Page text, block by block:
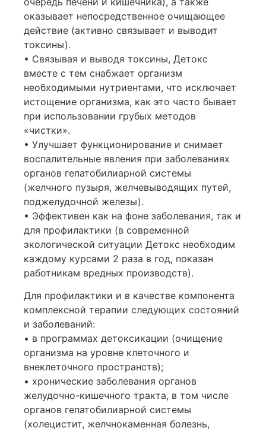
оказывает непосредственное очищающее
действие (активно связывает и выводит
токсины).
• Связывая и выводя токсины, Детокс
вместе с тем снабжает организм
необходимыми нутриентами, что исключает
истощение организма, как это часто бывает
при использовании грубых методов
«чистки».
• Улучшает функционирование и снимает
воспалительные явления при заболеваниях
органов гепатобилиарной системы
(желчного пузыря, желчевыводящих путей,
поджелудочной железы).
• Эффективен как на фоне заболевания, так и
для профилактики (в современной
экологической ситуации Детокс необходим
каждому курсами 2 раза в год, показан
работникам вредных производств).
Для профилактики и в качестве компонента
комплексной терапии следующих состояний
и заболеваний:
• в программах детоксикации (очищение
организма на уровне клеточного и
внеклеточного пространств);
• хронические заболевания органов
желудочно-кишечного тракта, в том числе
органов гепатобилиарной системы
(холецистит, желчнокаменная болезнь,